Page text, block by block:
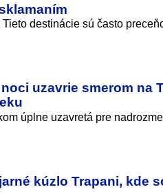
destinácie sú často
uzavrie smerom na
úplne uzavretá pre
kúzlo Trapani, kde